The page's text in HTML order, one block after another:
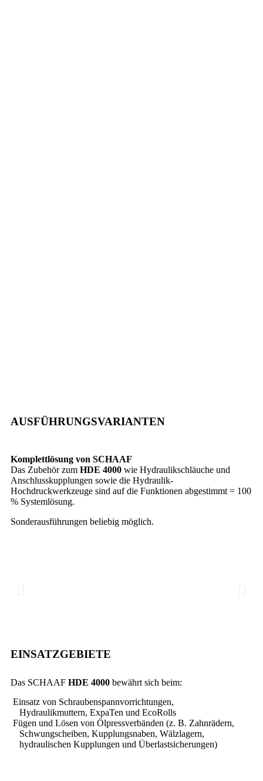
AUSFÜHRUNGSVARIANTEN
Komplettlösung von SCHAAF
Das Zubehör zum HDE 4000 wie Hydraulikschläuche und
Anschlusskupplungen sowie die Hydraulik-
Hochdruckwerkzeuge sind auf die Funktionen abgestimmt = 100
% Systemlösung.
Sonderausführungen beliebig möglich.
EINSATZGEBIETE
Das SCHAAF HDE 4000 bewährt sich beim:
Einsatz von Schraubenspannvorrichtungen,
Hydraulikmuttern, ExpaTen und EcoRolls
Fügen und Lösen von Ölpressverbänden (z. B. Zahnrädern,
Schwungscheiben, Kupplungsnaben, Wälzlagern,
hydraulischen Kupplungen und Überlastsicherungen)